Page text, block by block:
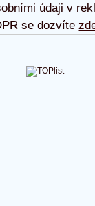
údaji v
se dozvíte